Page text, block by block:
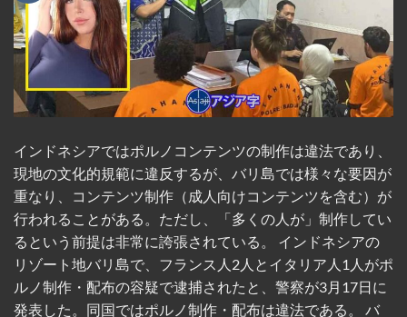
インドネシアではポルノコンテンツの制作は違法であり、
現地の文化的規範に違反するが、バリ島では様々な要因が
重なり、コンテンツ制作（成人向けコンテンツを含む）が
行われることがある。ただし、「多くの人が」制作してい
るという前提は非常に誇張されている。 インドネシアの
リゾート地バリ島で、フランス人2人とイタリア人1人がポ
ルノ制作・配布の容疑で逮捕されたと、警察が3月17日に
発表した。同国ではポルノ制作・配布は違法である。 バ